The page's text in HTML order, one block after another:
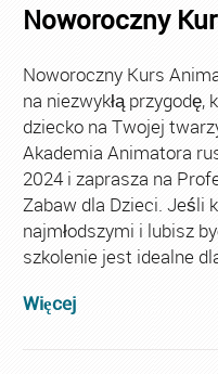
Noworoczny
Noworoczny Kurs
na niezwykłą
dziecko na Twojej
Akademia Animatora
2024 i zaprasza na
Zabaw dla Dzieci. Jeśli
najmłodszymi i lubisz
szkolenie jest idealne
Więcej